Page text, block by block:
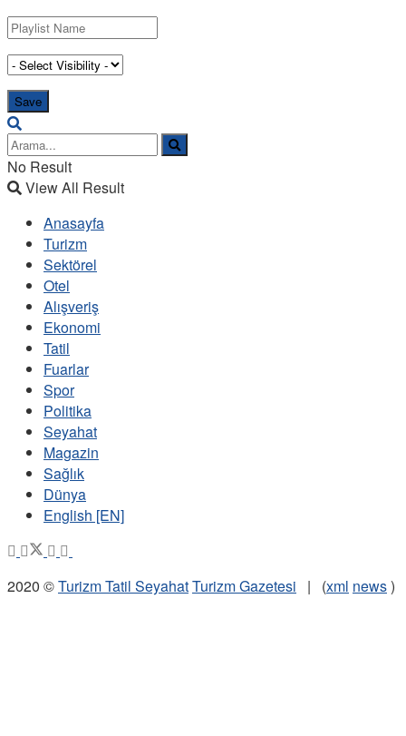
No Result
View All Result
Anasayfa
Turizm
Sektörel
Otel
Alışveriş
Ekonomi
Tatil
Fuarlar
Spor
Politika
Seyahat
Magazin
Sağlık
Dünya
English [EN]
2020 ©Turizm Tatil SeyahatTurizm Gazetesi | (xml news)